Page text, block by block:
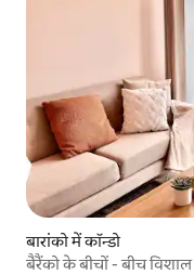
बारांको में कॉन्डो
बैरैंको के बीचों - बीच